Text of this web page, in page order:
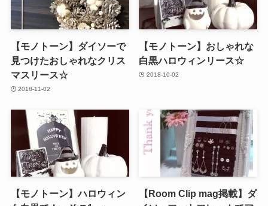
【モノトーン】ダイソーで
見つけたおしゃれなクリス
マスリース☆
2018-11-02
【モノトーン】おしゃれな
白黒ハロウィンリース☆
2018-10-02
【モノトーン】ハロウィン
【Room Clip mag掲載】ダ